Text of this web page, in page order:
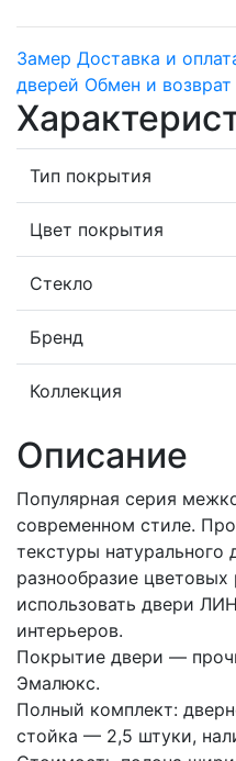
Замер Доставка и
дверей Обмен и возврат
Тип покрытия
Цвет покрытия
Стекло
Бренд
Коллекция
Описание
Популярная серия
современном стиле.
текстуры натурального
разнообразие
использовать двери
интерьеров.
Покрытие двери —
Эмалюкс.
Полный комплект:
стойка — 2,5 штуки,